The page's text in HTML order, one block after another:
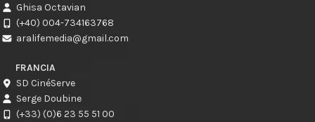
Ghisa Octavian
(+40) 004-734163768
aralifemedia@gmail.com
FRANCIA
SD CinéServe
Serge Doubine
(+33) (0)6 23 55 51 00